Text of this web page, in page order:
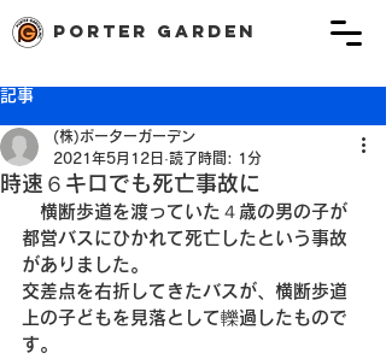
porter garden
記事
時速６キロでも死亡事故に
(株)ポーターガーデン
2021年5月12日 読了時間: 1分
横断歩道を渡っていた４歳の男の子が
都営バスにひかれて死亡したという事故
がありました。
交差点を右折してきたバスが、横断歩道
上の子どもを見落として轢過したもので
す。